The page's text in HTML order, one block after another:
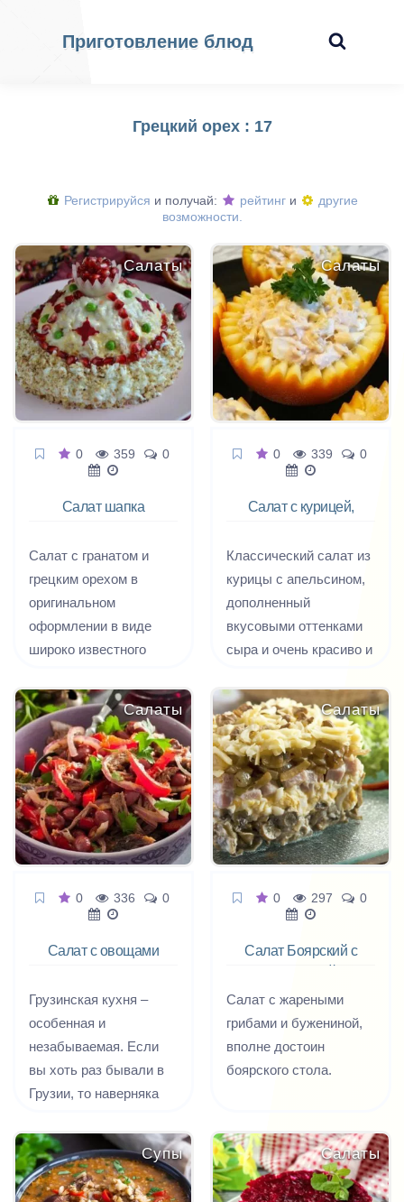
Приготовление блюд
Грецкий орех : 17
Регистрируйся и получай: рейтинг и
другие
возможности.
Салаты
0 359 0
Салат шапка
Салат с гранатом и
грецким орехом в
оригинальном
оформлении в виде
широко известного
убора - шапки
Мономаха.
Салаты
0 339 0
Салат с курицей,
сыром
Классический салат из
курицы с апельсином,
дополненный
вкусовыми оттенками
сыра и очень красиво и
специально для
новогоднего застолья.
Салаты
0 336 0
Салат с овощами
Грузинская кухня –
особенная и
незабываемая. Если
вы хоть раз бывали в
Грузии, то наверняка
национальной кухни.
Блюда вкусные,
пикантные и очень
Салаты
0 297 0
Салат Боярский с
Салат с жареными
грибами и бужениной,
вполне достоин
боярского стола.
Супы Салаты